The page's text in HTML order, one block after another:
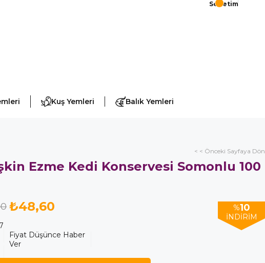
Sepetim
Kuş Yemleri Balık Yemleri
< < Önceki Sayfaya Dön
Ezme Kedi Konservesi Somonlu 100
%10
İNDIRIM
₺48,60
Fiyat Düşünce Haber
Ver